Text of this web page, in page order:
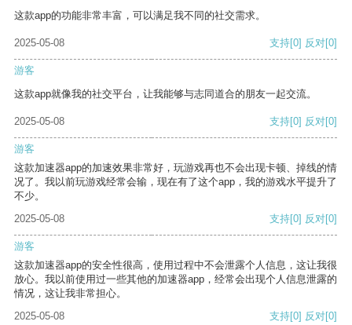
这款app的功能非常丰富，可以满足我不同的社交需求。
2025-05-08 支持[0] 反对[0]
游客
这款app就像我的社交平台，让我能够与志同道合的朋友一起交流。
2025-05-08 支持[0] 反对[0]
游客
这款加速器app的加速效果非常好，玩游戏再也不会出现卡顿、掉线的情
况了。我以前玩游戏经常会输，现在有了这个app，我的游戏水平提升了
不少。
2025-05-08
支持[0] 反对[0]
游客
这款加速器app的安全性很高，使用过程中不会泄露个人信息，这让我很
放心。我以前使用过一些其他的加速器app，经常会出现个人信息泄露的
情况，这让我非常担心。
2025-05-08
支持[0] 反对[0]